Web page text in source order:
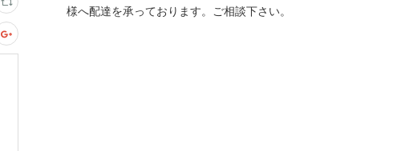
様へ配達を承っております。ご相談下さい。